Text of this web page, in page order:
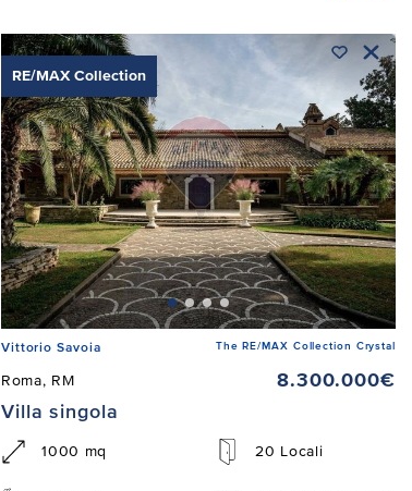
RE/MAX Collection
Vittorio Savoia The RE/MAX Collection Crystal
Roma, RM
8.300.000€
Villa singola
1000 mq 20 Locali